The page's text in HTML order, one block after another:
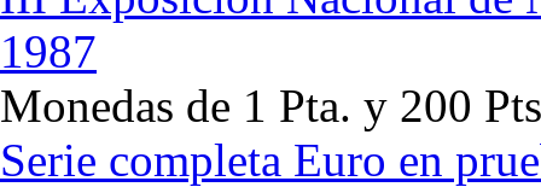
1987
Monedas de 1 Pta. y 200
Serie completa Euro en